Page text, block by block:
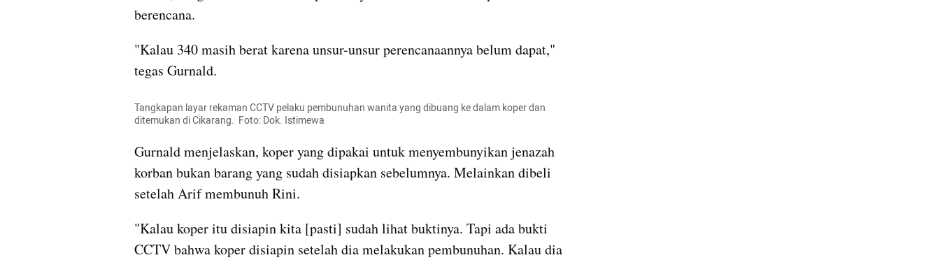
berencana.
"Kalau 340 masih berat karena unsur-unsur perencanaannya belum dapat,"
tegas Gurnald.
Tangkapan layar rekaman CCTV pelaku pembunuhan wanita yang dibuang ke dalam koper dan
ditemukan di Cikarang.  Foto: Dok. Istimewa
Gurnald menjelaskan, koper yang dipakai untuk menyembunyikan jenazah
korban bukan barang yang sudah disiapkan sebelumnya. Melainkan dibeli
setelah Arif membunuh Rini.
"Kalau koper itu disiapin kita [pasti] sudah lihat buktinya. Tapi ada bukti
CCTV bahwa koper disiapin setelah dia melakukan pembunuhan. Kalau dia